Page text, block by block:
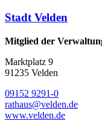
Stadt Velden
Mitglied der
Marktplatz 9
91235 Velden
09152 9291-0
rathaus@velden.de
www.velden.de